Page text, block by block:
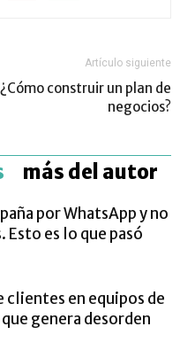
Artículo siguiente
¿Cómo construir un plan de
negocios?
más del autor
por WhatsApp y no
es lo que pasó
clientes en equipos de
genera desorden